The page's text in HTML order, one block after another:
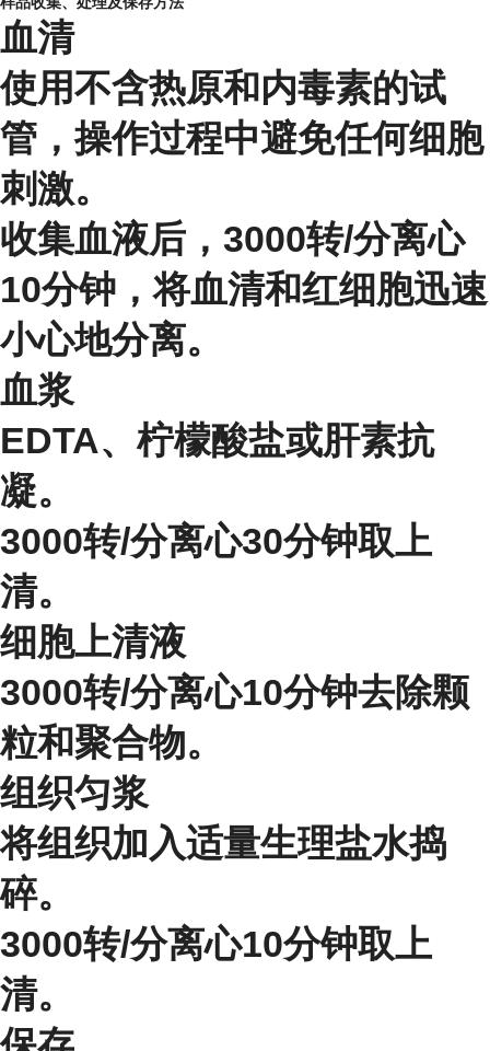
血清
使用不含热原和内毒素的试
管，操作过程中避免任何细胞
刺激。
收集血液后，3000转/分离心
10分钟，将血清和红细胞迅速
小心地分离。
血浆
EDTA、柠檬酸盐或肝素抗
凝。
3000转/分离心30分钟取上
清。
细胞上清液
3000转/分离心10分钟去除颗
粒和聚合物。
组织匀浆
将组织加入适量生理盐水捣
碎。
3000转/分离心10分钟取上
清。